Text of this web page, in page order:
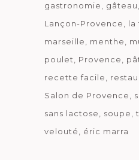
gastronomie
gâteau
Lançon-Provence
la
marseille
menthe
poulet
Provence
recette facile
Salon de Provence
sans lactose
soupe
velouté
éric marra